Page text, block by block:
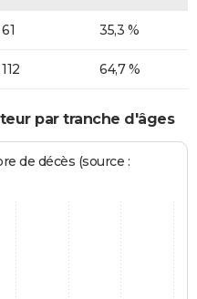
61 35,3 %
112 64,7 %
par tranche d'âges
de décès (source :